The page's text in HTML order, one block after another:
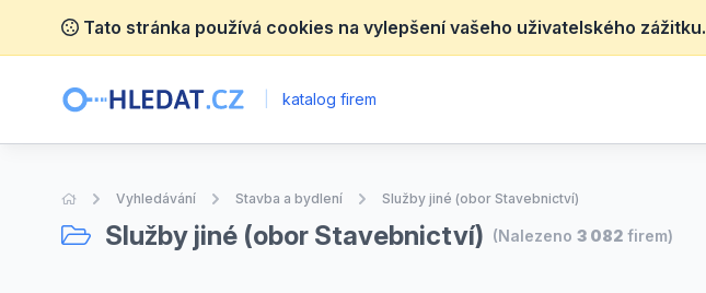
Tato stránka používá cookies na vylepšení vašeho uživatelského zážitku.
katalog firem
Úvodní stránka
Vyhledávání Stavba a bydlení Služby jiné (obor Stavebnictví)
Služby jiné (obor Stavebnictví) (Nalezeno 3 082 firem)